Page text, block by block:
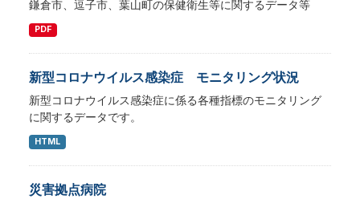
鎌倉市、逗子市、葉山町の保健衛生等に関するデータ等
PDF
新型コロナウイルス感染症 モニタリング状況
新型コロナウイルス感染症に係る各種指標のモニタリング
に関するデータです。
HTML
災害拠点病院